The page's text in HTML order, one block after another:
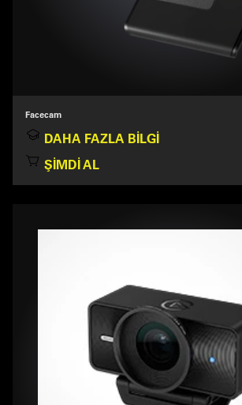
Facecam
DAHA FAZLA BILGI
ŞIMDI AL